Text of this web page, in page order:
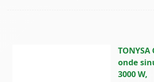
onde
3000 W,